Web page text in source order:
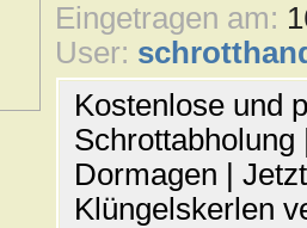
Eingetragen am:
User:
Kostenlose und
Dormagen |
Klüngelskerlen